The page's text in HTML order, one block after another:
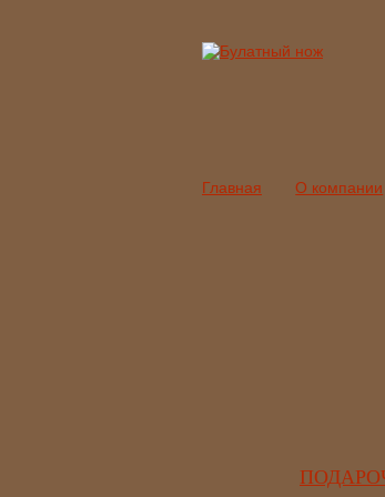
Главная О компании